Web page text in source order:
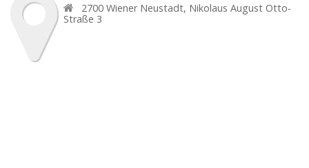
2700 Wiener Neustadt, Nikolaus August Otto-
Straße 3